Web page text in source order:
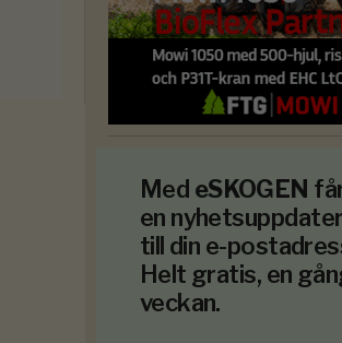
Med eSKOGEN
en
till din e-
Helt gratis, en
veckan.